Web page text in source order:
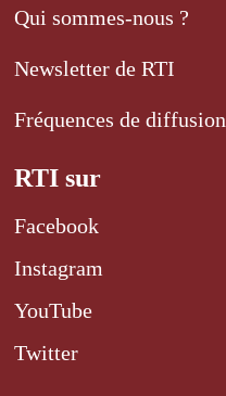
Qui sommes-nous ?
Newsletter de RTI
Fréquences de diffusion
RTI sur
Facebook
Instagram
YouTube
Twitter